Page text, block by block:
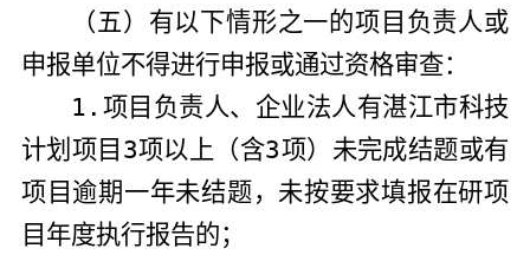
（五）有以下情形之一的项目负责人或
申报单位不得进行申报或通过资格审查：
1. 项目负责人、企业法人有湛江市科技
计划项目 3项以上（含3项）未完成结题或有
项目逾期一年未结题，未按要求填报在研项
目年度执行报告的；